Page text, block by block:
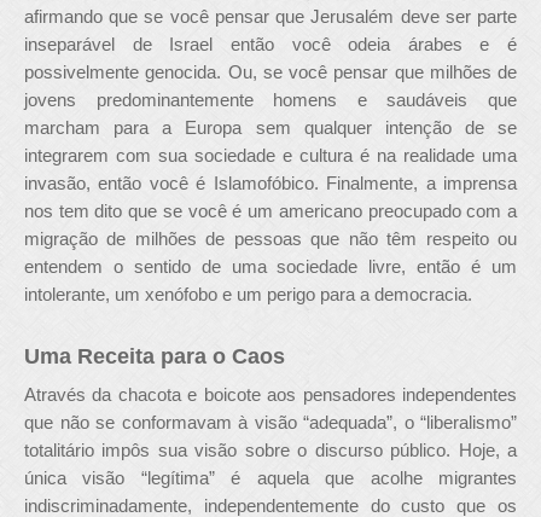
afirmando que se você pensar que Jerusalém deve ser parte
inseparável de Israel então você odeia árabes e é
possivelmente genocida. Ou, se você pensar que milhões de
jovens predominantemente homens e saudáveis que
marcham para a Europa sem qualquer intenção de se
integrarem com sua sociedade e cultura é na realidade uma
invasão, então você é Islamofóbico. Finalmente, a imprensa
nos tem dito que se você é um americano preocupado com a
migração de milhões de pessoas que não têm respeito ou
entendem o sentido de uma sociedade livre, então é um
intolerante, um xenófobo e um perigo para a democracia.
Uma Receita para o Caos
Através da chacota e boicote aos pensadores independentes
que não se conformavam à visão “adequada”, o “liberalismo”
totalitário impôs sua visão sobre o discurso público. Hoje, a
única visão “legítima” é aquela que acolhe migrantes
indiscriminadamente, independentemente do custo que os